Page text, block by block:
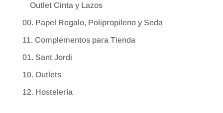
Outlet Cinta y Lazos
00. Papel Regalo, Polipropileno y Seda
11. Complementos para Tienda
01. Sant Jordi
10. Outlets
12. Hostelería